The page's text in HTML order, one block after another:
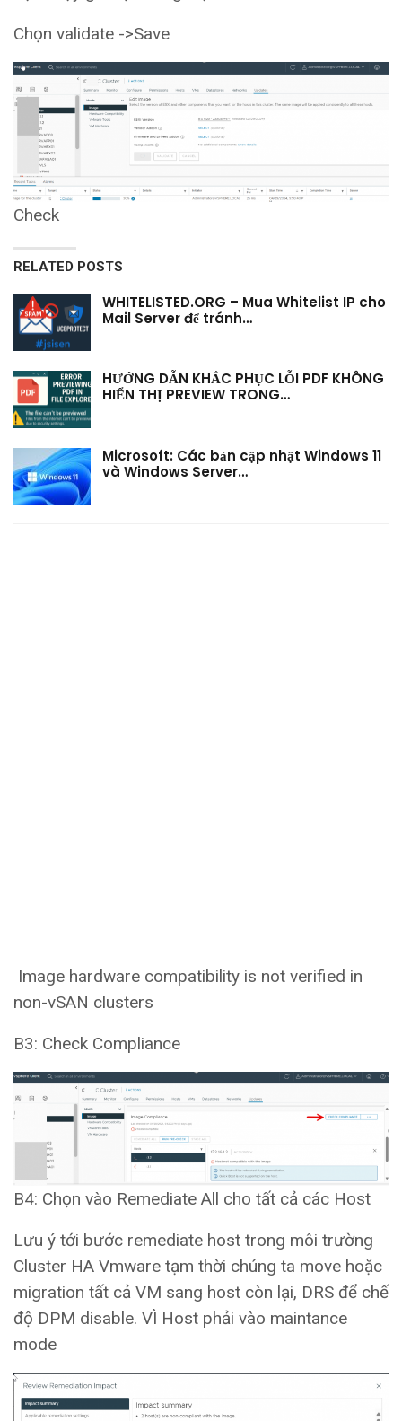
Chọn validate ->Save
Check
RELATED POSTS
WHITELISTED.ORG – Mua Whitelist IP cho
Mail Server để tránh…
HƯỚNG DẪN KHẮC PHỤC LỖI PDF KHÔNG
HIỂN THỊ PREVIEW TRONG…
Microsoft: Các bản cập nhật Windows 11
và Windows Server…
Image hardware compatibility is not verified in
non-vSAN clusters
B3: Check Compliance
B4: Chọn vào Remediate All cho tất cả các Host
Lưu ý tới bước remediate host trong môi trường
Cluster HA Vmware tạm thời chúng ta move hoặc
migration tất cả VM sang host còn lại, DRS để chế
độ DPM disable. VÌ Host phải vào maintance
mode